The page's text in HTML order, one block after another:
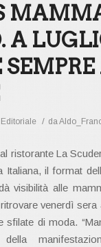
A
Editoriale / da
ristorante La
Italiana, il format
visibilità alle
venerdì sera
sfilate di moda.